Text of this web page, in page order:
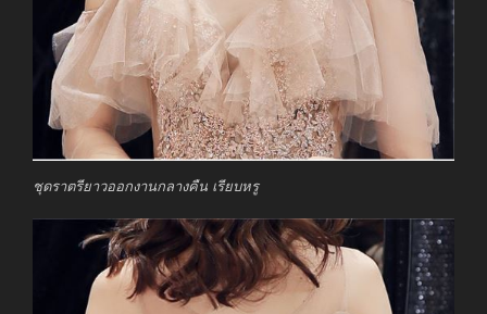
ชุดราตรียาวออกงานกลางคืน เรียบหรู